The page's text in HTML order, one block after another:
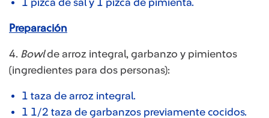
1 pizca de sal y 1 pizca de pimienta.
Preparación​
4. Bowlde arroz integral, garbanzo y pimientos
(ingredientes para dos personas):
1 taza de arroz integral.
1 1/2 taza de garbanzos previamente cocidos.